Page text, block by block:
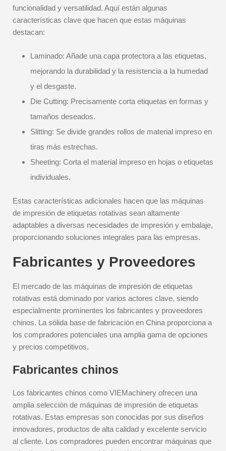
funcionalidad y versatilidad. Aquí están algunas
características clave que hacen que estas máquinas
destacan:
Laminado: Añade una capa protectora a las etiquetas,
mejorando la durabilidad y la resistencia a la humedad
y el desgaste.
Die Cutting: Precisamente corta etiquetas en formas y
tamaños deseados.
Slitting: Se divide grandes rollos de material impreso en
tiras más estrechas.
Sheeting: Corta el material impreso en hojas o etiquetas
individuales.
Estas características adicionales hacen que las máquinas
de impresión de etiquetas rotativas sean altamente
adaptables a diversas necesidades de impresión y embalaje,
proporcionando soluciones integrales para las empresas.
Fabricantes y Proveedores
El mercado de las máquinas de impresión de etiquetas
rotativas está dominado por varios actores clave, siendo
especialmente prominentes los fabricantes y proveedores
chinos. La sólida base de fabricación en China proporciona a
los compradores potenciales una amplia gama de opciones
y precios competitivos.
Fabricantes chinos
Los fabricantes chinos como VIEMachinery ofrecen una
amplia selección de máquinas de impresión de etiquetas
rotativas. Estas empresas son conocidas por sus diseños
innovadores, productos de alta calidad y excelente servicio
al cliente. Los compradores pueden encontrar máquinas que